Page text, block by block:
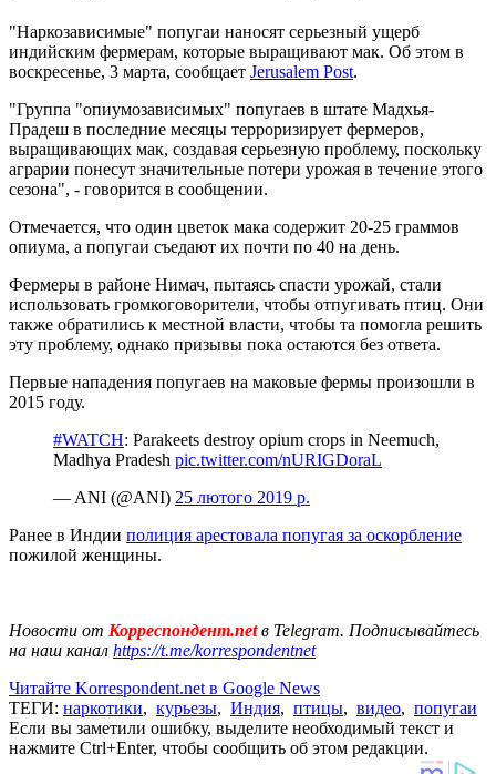
"Наркозависимые" попугаи наносят серьезный ущерб
индийским фермерам, которые выращивают мак. Об этом в
воскресенье, 3 марта, сообщает Jerusalem Post.
"Группа "опиумозависимых" попугаев в штате Мадхья-
Прадеш в последние месяцы терроризирует фермеров,
выращивающих мак, создавая серьезную проблему, поскольку
аграрии понесут значительные потери урожая в течение этого
сезона", - говорится в сообщении.
Отмечается, что один цветок мака содержит 20-25 граммов
опиума, а попугаи съедают их почти по 40 на день.
Фермеры в районе Нимач, пытаясь спасти урожай, стали
использовать громкоговорители, чтобы отпугивать птиц. Они
также обратились к местной власти, чтобы та помогла решить
эту проблему, однако призывы пока остаются без ответа.
Первые нападения попугаев на маковые фермы произошли в
2015 году.
#WATCH: Parakeets destroy opium crops in Neemuch,
Madhya Pradesh pic.twitter.com/nURIGDoraL
— ANI (@ANI) 25 лютого 2019 р.
Ранее в Индии полиция арестовала попугая за оскорбление
пожилой женщины.
Новости от Корреспондент.netв Telegram. Подписывайтесь
на наш канал https://t.me/korrespondentnet
Читайте Korrespondent.net в Google News
ТЕГИ: наркотики, курьезы, Индия, птицы, видео, попугаи
Если вы заметили ошибку, выделите необходимый текст и
нажмите Ctrl+Enter, чтобы сообщить об этом редакции.